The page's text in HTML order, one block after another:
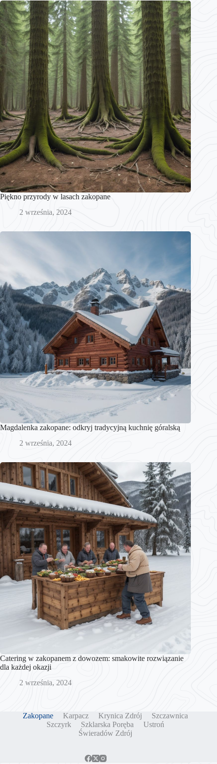
Piękno przyrody w lasach zakopane
2 września, 2024
Magdalenka zakopane: odkryj tradycyjną kuchnię góralską
2 września, 2024
Catering w zakopanem z dowozem: smakowite rozwiązanie
dla każdej okazji
2 września, 2024
Zakopane Karpacz Krynica Zdrój
Szczawnica
Szczyrk
Szklarska Poręba
Ustroń
Świeradów Zdrój